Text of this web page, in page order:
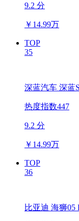
9.2 分
￥ 14.99万
TOP
35
深蓝汽车 深蓝
热度指数447
9.2 分
￥ 14.99万
TOP
36
比亚迪 海狮05